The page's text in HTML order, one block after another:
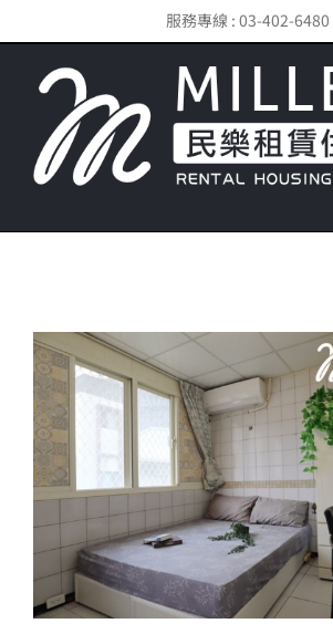
content
服務專線 : 03-402-6480